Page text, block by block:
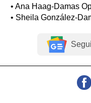
• Ana Haag-Damas
• Sheila González-